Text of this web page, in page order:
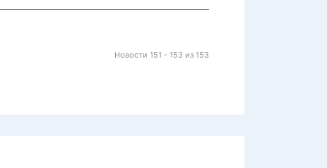
Новости 151 - 153 из 153